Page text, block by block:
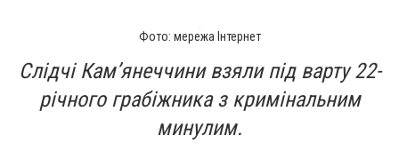
Фото: мережа Інтернет
Слідчі Кам’янеччини взяли під варту 22-
річного грабіжника з кримінальним
минулим.